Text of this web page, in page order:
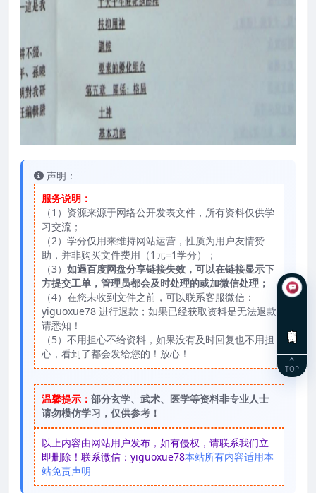
声明：
服务说明：
（1）资源来源于网络公开发表文件，所有资料仅供学
习交流；
（2）学分仅用来维持网站运营，性质为用户友情赞
助，并非购买文件费用（1元=1学分）；
（3） 如遇百度网盘分享链接失效，可以在链接显示下
方提交工单，管理员都会及时处理的或加微信处理；
（4）在您未收到文件之前，可以联系客服微信：
yiguoxue78 进行退款；如果已经获取资料是无法退款
请悉知！
（5）不用担心不给资料，如果没有及时回复也不用担
心，看到了都会发给您的！放心！
温馨提示： 部分玄学、武术、医学等资料非专业人士
请勿模仿学习，仅供参考！
以上内容由网站用户发布，如有侵权，请联系我们立
即删除！联系微信：yiguoxue78本站所有内容适用本
站免责声明
TOP